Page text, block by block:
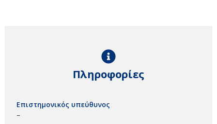
Πληροφορίες
Επιστημονικός υπεύθυνος
–